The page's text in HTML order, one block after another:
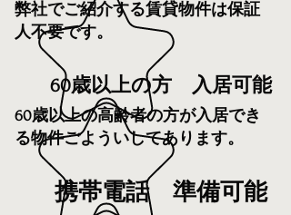
弊社でご紹介する賃貸物件は保証
人不要です。
60歳以上の方 入居可能
60歳以上の高齢者の方が入居でき
る物件ごよういしてあります。
携帯電話 準備可能